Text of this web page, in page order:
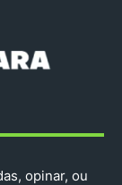
opinar, ou